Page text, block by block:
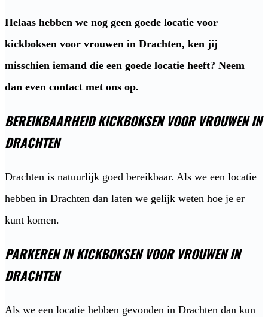
Helaas hebben we nog geen goede locatie voor
kickboksen voor vrouwen in Drachten, ken jij
misschien iemand die een goede locatie heeft? Neem
dan even contact met ons op.
BEREIKBAARHEID KICKBOKSEN VOOR VROUWEN IN
DRACHTEN
Drachten is natuurlijk goed bereikbaar. Als we een locatie
hebben in Drachten dan laten we gelijk weten hoe je er
kunt komen.
PARKEREN IN KICKBOKSEN VOOR VROUWEN IN
DRACHTEN
Als we een locatie hebben gevonden in Drachten dan kun